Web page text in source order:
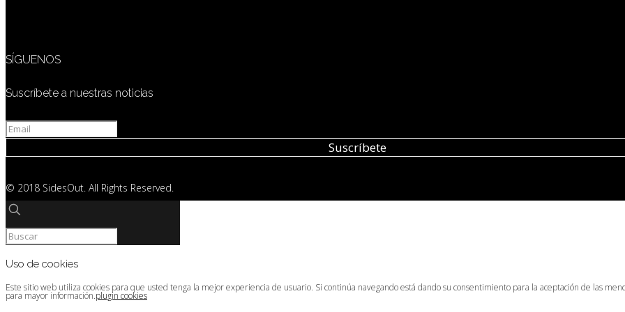
SÍGUENOS
Suscríbete a nuestras noticias
© 2018 SidesOut. All Rights Reserved.
Uso de cookies
Este sitio web utiliza cookies para que usted tenga la mejor experiencia de usuario. Si continúa navegando está dando su consentimiento para la aceptación de las
para mayor información.plugin cookies